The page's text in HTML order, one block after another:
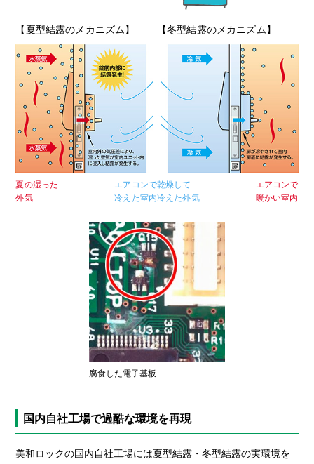
【夏型結露のメカニズム】 【冬型結露のメカニズム】
夏の湿った
外気
エアコンで
冷えた室内
乾燥して
冷えた外気
エアコンで
暖かい室内
腐食した電子基板
国内自社工場で過酷な環境を再現
美和ロックの国内自社工場には夏型結露・冬型結露の実環境を